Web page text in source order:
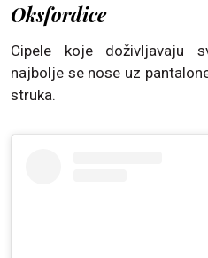
Oksfordice
Cipele koje doživljavaju
najbolje se nose uz
struka.